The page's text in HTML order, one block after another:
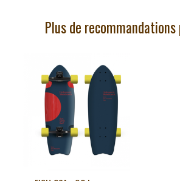
Plus de recommandations